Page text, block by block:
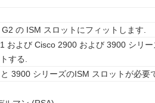
の ISM スロットにフィットします.
および Cisco 2900 および 3900 シリー
する.
3900 シリーズのISM スロットが必要